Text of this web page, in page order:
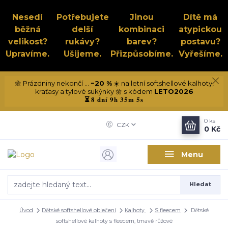
Nesedí
běžná
velikost?
Upravíme.
Potřebujete
delší
rukávy?
Ušijeme.
Jinou
kombinaci
barev?
Přizpůsobíme.
Dítě má
atypickou
postavu?
Vyřešíme.
🌼 Prázdniny nekončí ... −20 %☀️ na letní softshellové kalhoty,
kraťasy a tylové sukýnky 🌼 s kódem LETO2026
⏳8 dní 9h 35m 4s
Menu
CZK
Hledat
0 ks
0 Kč
Úvod Dětské softshellové oblečení Kalhoty S fleecem
Dětské
softshellové kalhoty s fleecem, tmavě růžové